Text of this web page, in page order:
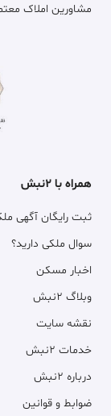
مشاورین املاک
همراه با ۲نبش
ثبت رایگان آگهی
سوال ملکی دارید؟
اخبار مسکن
وبلاگ ۲نبش
نقشه سایت
خدمات ۲نبش
درباره ۲نبش
ضوابط و قوانین